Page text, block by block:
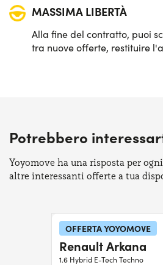
MASSIMA LIBERTÀ
Alla fine del contratto, puoi
tra nuove offerte, restituire
Potrebbero
Yoyomove ha una risposta per
altre interessanti offerte a tua
OFFERTA YOYOMOVE
Renault Arkana
1.6 Hybrid E-Tech Techno